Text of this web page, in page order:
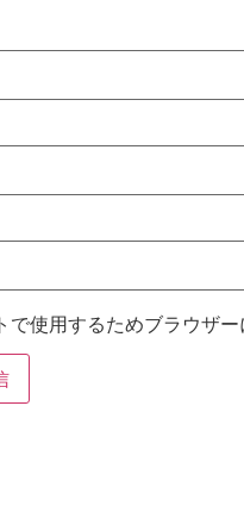
で使用するためブラウザ